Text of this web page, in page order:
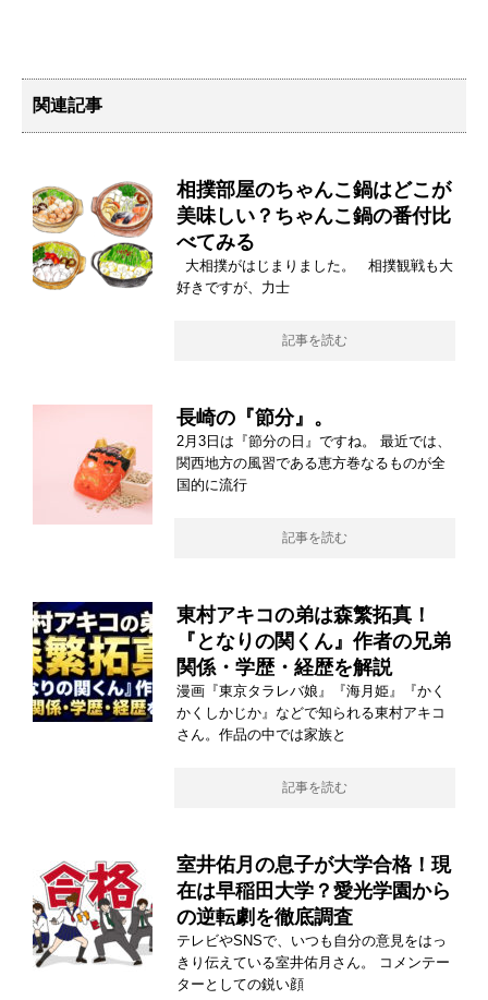
関連記事
相撲部屋のちゃんこ鍋はどこが
美味しい？ちゃんこ鍋の番付比
べてみる
大相撲がはじまりました。 相撲観戦も大
好きですが、力士
記事を読む
長崎の『節分』。
2月3日は『節分の日』ですね。 最近では、
関西地方の風習である恵方巻なるものが全
国的に流行
記事を読む
東村アキコの弟は森繁拓真！
『となりの関くん』作者の兄弟
関係・学歴・経歴を解説
漫画『東京タラレバ娘』『海月姫』『かく
かくしかじか』などで知られる東村アキコ
さん。作品の中では家族と
記事を読む
室井佑月の息子が大学合格！現
在は早稲田大学？愛光学園から
の逆転劇を徹底調査
テレビやSNSで、いつも自分の意見をはっ
きり伝えている室井佑月さん。 コメンテー
ターとしての鋭い顔